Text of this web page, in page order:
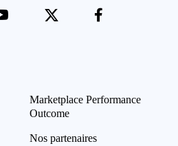
Marketplace Performance
Outcome
Nos partenaires